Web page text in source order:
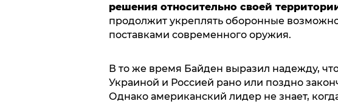
решения относительно своей
продолжит укреплять оборонные
поставками современного оружия.
В то же время Байден выразил надежду,
Украиной и Россией рано или поздно
Однако американский лидер не знает,